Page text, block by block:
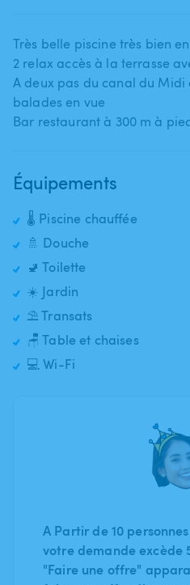
Très belle piscine très bien
2 relax accès à la terrasse
A deux pas du canal du Midi
balades en vue
Bar restaurant à 300 m à
Équipements
🌡️ Piscine chauffée
🚿 Douche
🚽 Toilette
☀️ Jardin
⛱️ Transats
🪑 Table et chaises
💻 Wi-Fi
A Partir de 10
votre demande excède
"Faire une offre"